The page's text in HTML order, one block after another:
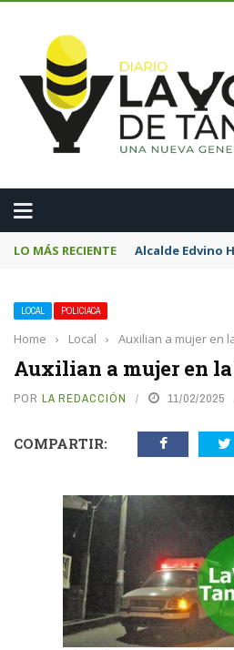
LO MÁS RECIENTE Alcalde Edvino
LOCAL POLICIACA
Home › Local › Auxilian a mujer en
Auxilian a mujer en la
POR LA REDACCIÓN 11/02/2025
COMPARTIR: